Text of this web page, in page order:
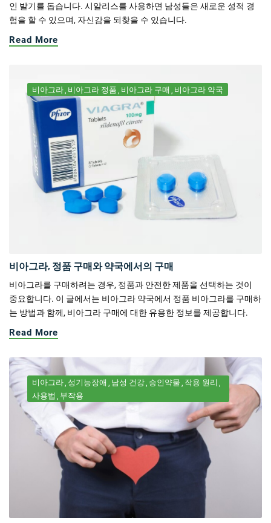
인 발기를 돕습니다. 시알리스를 사용하면 남성들은 새로운 성적 경
험을 할 수 있으며, 자신감을 되찾을 수 있습니다.
Read More
비아그라 비아그라 정품 비아그라 구매 비아그라 약국
비아그라, 정품 구매와 약국에서의 구매
비아그라를 구매하려는 경우, 정품과 안전한 제품을 선택하는 것이
중요합니다. 이 글에서는 비아그라 약국에서 정품 비아그라를 구매하
는 방법과 함께, 비아그라 구매에 대한 유용한 정보를 제공합니다.
Read More
비아그라 성기능장애 남성 건강 승인약물 작용 원리
사용법
부작용